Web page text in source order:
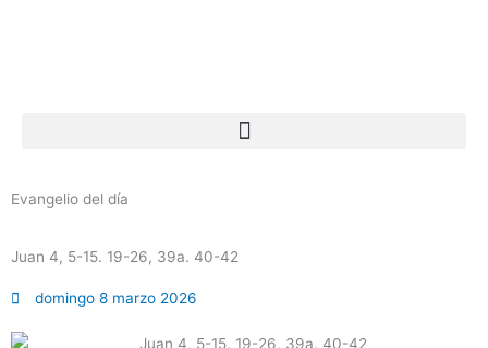
Evangelio del día
Juan 4, 5-15. 19-26, 39a. 40-42
domingo 8 marzo 2026